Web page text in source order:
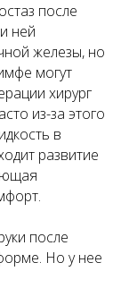
после
ней
железы, но
могут
хирург
из-за этого
в
развитие
после
Но у нее